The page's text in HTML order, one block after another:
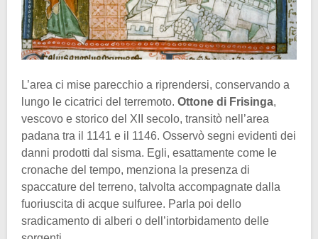
L’area ci mise parecchio a riprendersi, conservando a
lungo le cicatrici del terremoto. Ottone di Frisinga,
vescovo e storico del XII secolo, transitò nell’area
padana tra il 1141 e il 1146. Osservò segni evidenti dei
danni prodotti dal sisma. Egli, esattamente come le
cronache del tempo, menziona la presenza di
spaccature del terreno, talvolta accompagnate dalla
fuoriuscita di acque sulfuree. Parla poi dello
sradicamento di alberi o dell’intorbidamento delle